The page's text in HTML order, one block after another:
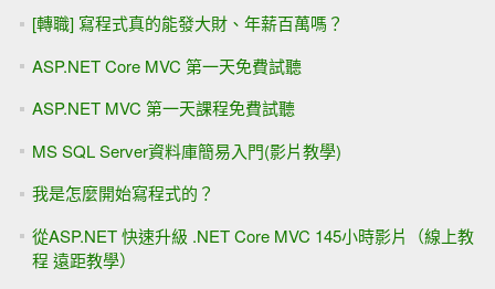
[轉職] 寫程式真的能發大財、年薪百萬嗎？
ASP.NET Core MVC 第一天免費試聽
ASP.NET MVC 第一天課程免費試聽
MS SQL Server資料庫簡易入門(影片教學)
我是怎麼開始寫程式的？
從ASP.NET 快速升級 .NET Core MVC 145小時影片（線上教
程 遠距教學）